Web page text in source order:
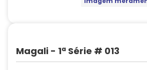
Magali - 1ª Série # 013